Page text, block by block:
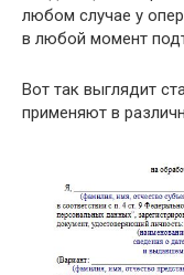
любом случае у
в любой момент
Вот так выглядит
применяют в